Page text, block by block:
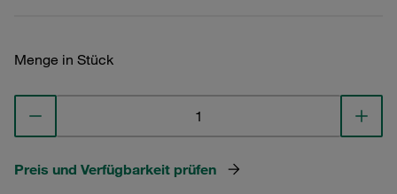
Menge in Stück
Preis und Verfügbarkeit prüfen